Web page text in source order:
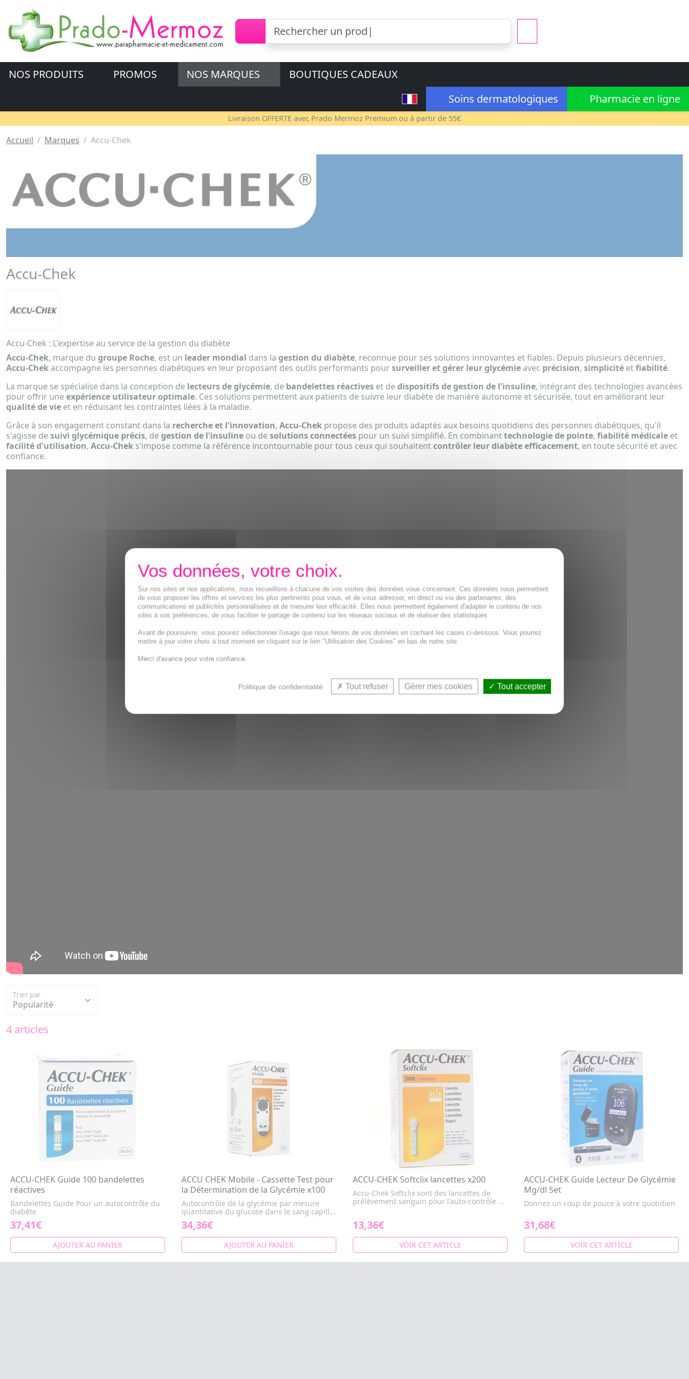
NOS PRODUITS PROMOS NOS MARQUES
BOUTIQUES CADEAUX
Soins dermatologiques
Pharmacie en ligne
Livraison OFFERTE avec Prado Mermoz Premium ou à partir de 55€
Accueil Marques Accu-Chek
Accu-Chek
Accu-Chek : L'expertise au service de la gestion du diabète
Accu-Chek, marque du groupe Roche, est un leader mondial dans la gestion du diabète, reconnue pour ses solutions innovantes et fiables. Depuis plusieurs décennies,
Accu-Chek accompagne les personnes diabétiques en leur proposant des outils performants poursurveiller et gérer leur glycémie avec précision, simplicité etfiabilité.
La marque se spécialise dans la conception de lecteurs de glycémie, de bandelettes réactives et de dispositifs de gestion de l'insuline, intégrant des technologies avancées
pour offrir une expérience utilisateur optimale. Ces solutions permettent aux patients de suivre leur diabète de manière autonome et sécurisée, tout en améliorant leur
qualité de vie et en réduisant les contraintes liées à la maladie.
Grâce à son engagement constant dans la recherche et l'innovation, Accu-Chek propose des produits adaptés aux besoins quotidiens des personnes diabétiques, qu'il
s'agisse de suivi glycémique précis, de gestion de l'insuline ou de solutions connectées pour un suivi simplifié. En combinanttechnologie de pointe, fiabilité médicale et
facilité d'utilisation, Accu-Chek s'impose comme la référence incontournable pour tous ceux qui souhaitentcontrôler leur diabète efficacement, en toute sécurité et avec
confiance.
Trier par
4 articles
ACCU-CHEK Guide 100 bandelettes
réactives
Bandelettes Guide Pour un autocontrôle du
diabète
37,41€
AJOUTER AU PANIER
ACCU CHEK Mobile - Cassette Test pour
la Détermination de la Glycémie x100
Autocontrôle de la glycémie par mesure
quantitative du glucose dans le sang capill...
34,36€
AJOUTER AU PANIER
ACCU-CHEK Softclix lancettes x200
Accu-Chek Softclix sont des lancettes de
prélèvement sanguin pour l'auto-contrôle ...
13,36€
VOIR CET ARTICLE
ACCU-CHEK Guide Lecteur De Glycémie
Mg/dl Set
Donnez un coup de pouce à votre quotidien
31,68€
VOIR CET ARTICLE
Sur nos sites et nos applications, nous recueillons à chacune de vos visites des données vous concernant. Ces données nous permettent
de vous proposer les offres et services les plus pertinents pour vous, et de vous adresser, en direct ou via des partenaires, des
communications et publicités personnalisées et de mesurer leur efficacité. Elles nous permettent également d'adapter le contenu de nos
sites à vos préférences, de vous faciliter le partage de contenu sur les réseaux sociaux et de réaliser des statistiques
Avant de poursuivre, vous pouvez sélectionner l'usage que nous ferons de vos données en cochant les cases ci-dessous. Vous pourrez
mettre à jour votre choix à tout moment en cliquant sur le lien "Utilisation des Cookies" en bas de notre site.
Merci d'avance pour votre confiance.
Politique de confidentialité Tout refuser Gérer mes cookies Tout accepter